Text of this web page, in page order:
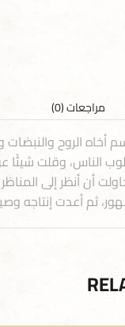
مراجعات (0)
أخاه الروح
الناس، وقلت
أن أنظر إلى
ثم أعدت إنتاجه